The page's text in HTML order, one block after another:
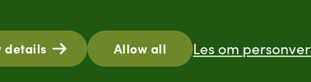
details Allow all Les om